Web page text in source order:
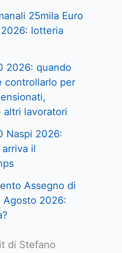
25mila Euro
lotteria
2026: quando
controllarlo per
altri lavoratori
Naspi 2026:
il
Assegno di
Agosto 2026:
di Stefano